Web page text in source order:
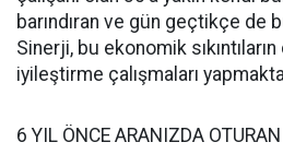
barındıran ve gün geçtikçe de
Sinerji, bu ekonomik
iyileştirme çalışmaları
6 YIL ÖNCE ARANIZDA